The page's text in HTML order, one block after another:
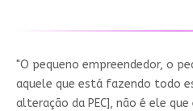
"O pequeno empreendedor, o
aquele que está fazendo todo
alteração da PEC], não é ele